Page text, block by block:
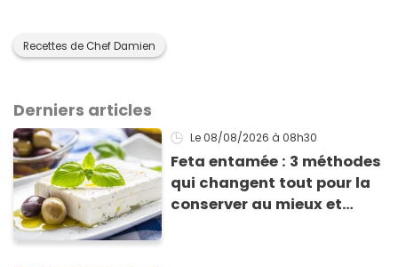
Recettes de Chef Damien
Derniers articles
Le 08/08/2026 à 08h30
Feta entamée : 3 méthodes
qui changent tout pour la
conserver au mieux et